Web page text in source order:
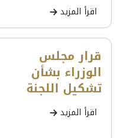
اقرأ المزيد
قرار مجلس
الوزراء بشأن
تشكيل اللجنة
اقرأ المزيد